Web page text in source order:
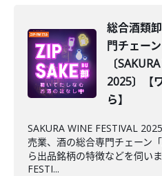
総合酒類
門チェー
〔
2025〕【
ら】
SAKURA WINE FESTIVAL
売業、酒の総合専門チェーン
ら出品銘柄の特徴などを伺い
FESTI...